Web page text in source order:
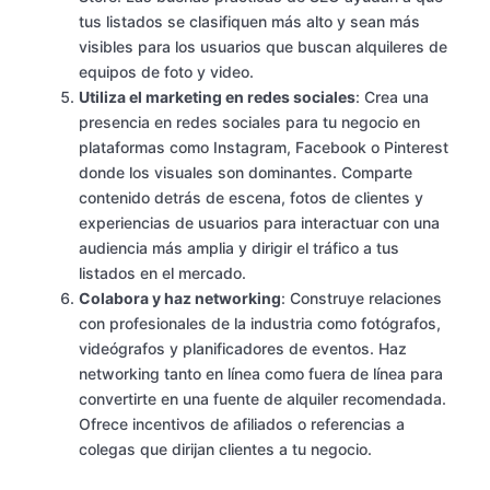
tus listados se clasifiquen más alto y sean más
visibles para los usuarios que buscan alquileres de
equipos de foto y video.
Utiliza el marketing en redes sociales: Crea una
presencia en redes sociales para tu negocio en
plataformas como Instagram, Facebook o Pinterest
donde los visuales son dominantes. Comparte
contenido detrás de escena, fotos de clientes y
experiencias de usuarios para interactuar con una
audiencia más amplia y dirigir el tráfico a tus
listados en el mercado.
Colabora y haz networking: Construye relaciones
con profesionales de la industria como fotógrafos,
videógrafos y planificadores de eventos. Haz
networking tanto en línea como fuera de línea para
convertirte en una fuente de alquiler recomendada.
Ofrece incentivos de afiliados o referencias a
colegas que dirijan clientes a tu negocio.